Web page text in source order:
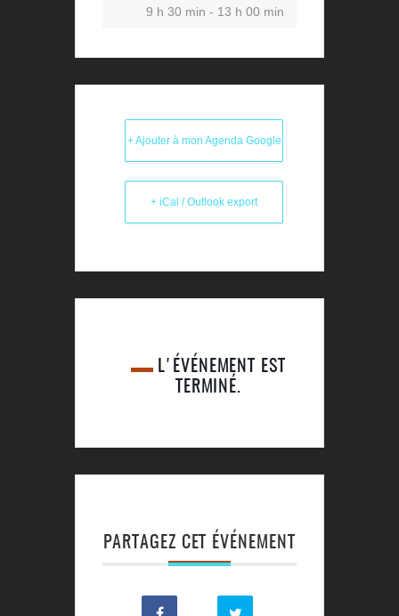
9 h 30 min - 13 h 00 min
+ Ajouter à mon Agenda Google
+ iCal / Outlook export
L'ÉVÉNEMENT EST
TERMINÉ.
PARTAGEZ CET ÉVÉNEMENT